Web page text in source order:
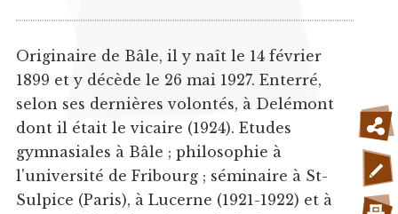
Originaire de Bâle, il y naît le 14 février
1899 et y décède le 26 mai 1927. Enterré,
selon ses dernières volontés, à Delémont
dont il était le vicaire (1924). Etudes
gymnasiales à Bâle ; philosophie à
l'université de Fribourg ; séminaire à St-
Sulpice (Paris), à Lucerne (1921-1922) et à